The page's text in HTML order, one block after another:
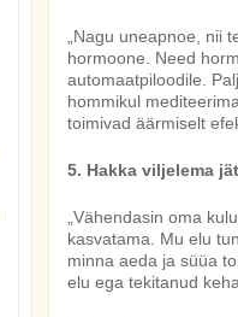
„Nagu uneapnoe, nii
hormoone. Need
automaatpiloodile.
hommikul
toimivad äärmiselt
5. Hakka viljelema
„Vähendasin oma
kasvatama. Mu elu
minna aeda ja süüa
elu ega tekitanud